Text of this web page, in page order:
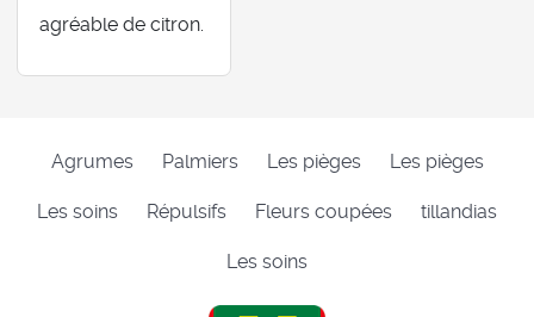
agréable de citron.
Agrumes Palmiers Les pièges Les pièges
Les soins Répulsifs Fleurs coupées tillandias
Les soins